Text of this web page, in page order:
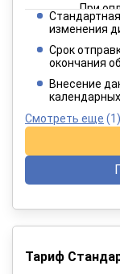
При
2
При
изменения
Срок
окончания
Внесение
Смотреть еще (1)
Тариф